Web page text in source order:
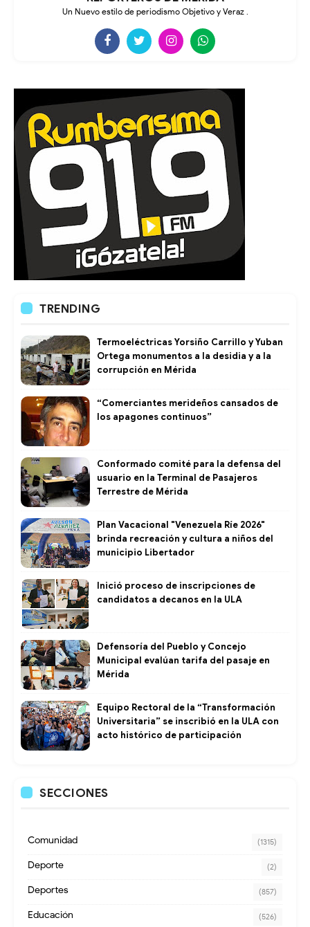
Un Nuevo estilo de periodismo Objetivo y Veraz .
TRENDING
Termoeléctricas Yorsiño Carrillo y Yuban
Ortega monumentos a la desidia y a la
corrupción en Mérida
“Comerciantes merideños cansados de
los apagones continuos”
Conformado comité para la defensa del
usuario en la Terminal de Pasajeros
Terrestre de Mérida
Plan Vacacional "Venezuela Ríe 2026"
brinda recreación y cultura a niños del
municipio Libertador
Inició proceso de inscripciones de
candidatos a decanos en la ULA
Defensoría del Pueblo y Concejo
Municipal evalúan tarifa del pasaje en
Mérida
Equipo Rectoral de la “Transformación
Universitaria” se inscribió en la ULA con
acto histórico de participación
SECCIONES
Comunidad (1315)
Deporte (2)
Deportes (857)
Educación (526)